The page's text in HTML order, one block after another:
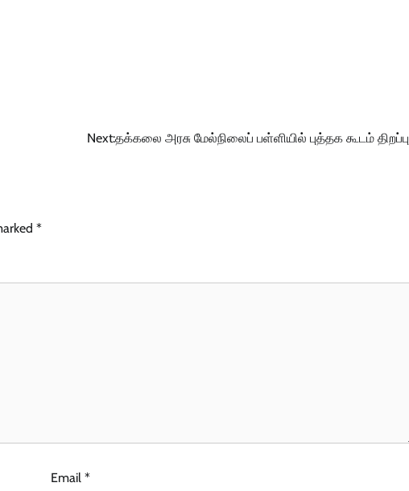
Next:தக்கலை அரசு மேல்நிலைப் பள்ளியில் புத்தக கூடம் திறப்பு
*
Email*